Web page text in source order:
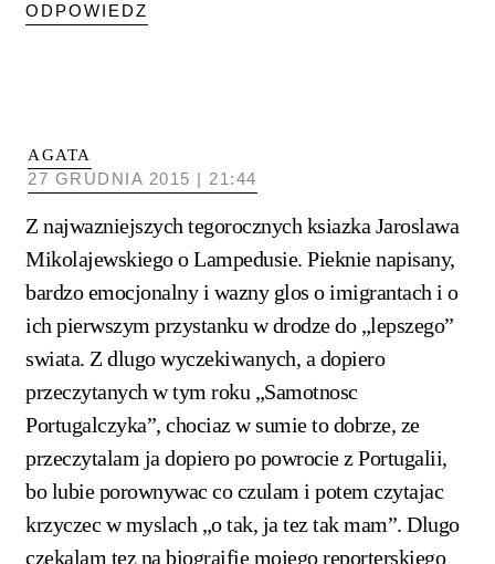
ODPOWIEDZ
AGATA
27 GRUDNIA 2015 | 21:44
Z najwazniejszych tegorocznych ksiazka Jaroslawa
Mikolajewskiego o Lampedusie. Pieknie napisany,
bardzo emocjonalny i wazny glos o imigrantach i o
ich pierwszym przystanku w drodze do „lepszego”
swiata. Z dlugo wyczekiwanych, a dopiero
przeczytanych w tym roku „Samotnosc
Portugalczyka”, chociaz w sumie to dobrze, ze
przeczytalam ja dopiero po powrocie z Portugalii,
bo lubie porownywac co czulam i potem czytajac
krzyczec w myslach „o tak, ja tez tak mam”. Dlugo
czekalam tez na biograifie mojego reporterskiego